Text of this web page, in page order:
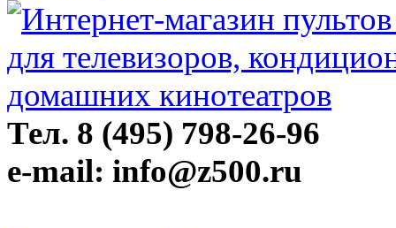
Тел. 8 (495) 798-26-96
e-mail: info@z500.ru